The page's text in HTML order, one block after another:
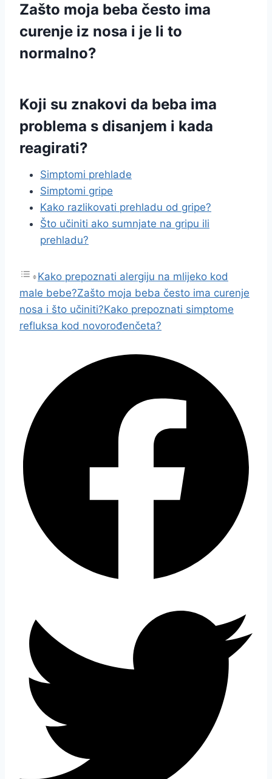
Zašto moja beba često ima
curenje iz nosa i je li to
normalno?
Koji su znakovi da beba ima
problema s disanjem i kada
reagirati?
Simptomi prehlade
Simptomi gripe
Kako razlikovati prehladu od gripe?
Što učiniti ako sumnjate na gripu ili
prehladu?
Kako prepoznati alergiju na mlijeko kod
male bebe?Zašto moja beba često ima curenje
nosa i što učiniti?Kako prepoznati simptome
refluksa kod novorođenčeta?